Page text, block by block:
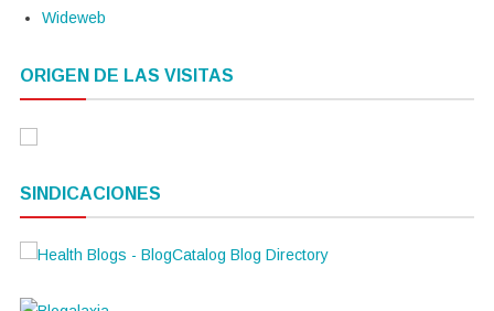
Wideweb
ORIGEN DE LAS VISITAS
SINDICACIONES